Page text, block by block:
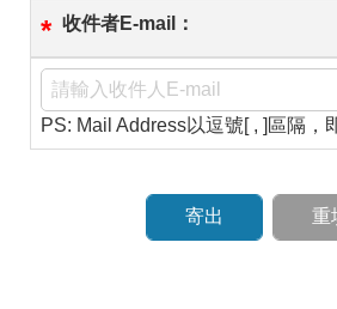
* 收件者E-mail：
PS: Mail Address以逗號[ , ]區隔，